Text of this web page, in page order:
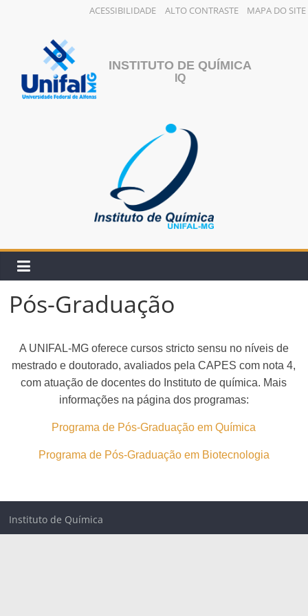
ACESSIBILIDADE ALTO CONTRASTE MAPA DO SITE
conteúdo
INSTITUTO DE QUÍMICA
IQ
Pós-Graduação
A UNIFAL-MG oferece cursos stricto sensu no níveis de
mestrado e doutorado, avaliados pela CAPES com nota 4,
com atuação de docentes do Instituto de química. Mais
informações na página dos programas:
Programa de Pós-Graduação em Química
Programa de Pós-Graduação em Biotecnologia
Instituto de Química